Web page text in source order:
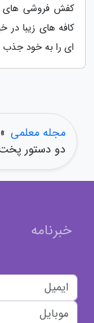
کفش فروشی های
کافه های زیبا در
ای را به خود جذب
مجله معلمی »
دو دستور
خبرنامه